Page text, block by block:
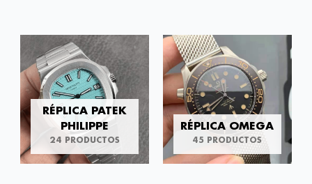
RÉPLICA PATEK
PHILIPPE
24 PRODUCTOS
RÉPLICA OMEGA
45 PRODUCTOS